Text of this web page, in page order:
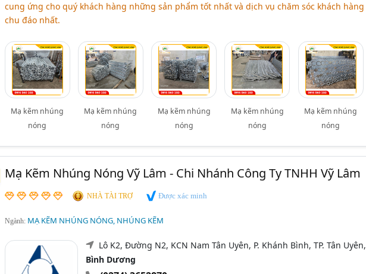
cung ứng cho quý khách hàng những sản phẩm tốt nhất và dịch vụ chăm sóc khách hàng
chu đáo nhất.
Mạ kẽm nhúng
nóng
Mạ kẽm nhúng
nóng
Mạ kẽm nhúng
nóng
Mạ kẽm nhúng
nóng
Mạ kẽm nhúng
nóng
Mạ Kẽm Nhúng Nóng Vỹ Lâm - Chi Nhánh Công Ty TNHH Vỹ Lâm
NHÀ TÀI TRỢ Được xác minh
Ngành: MẠ KẼM NHÚNG NÓNG, NHÚNG KẼM
Lô K2, Đường N2, KCN Nam Tân Uyên, P. Khánh Bình, TP. Tân Uyên,
Bình Dương